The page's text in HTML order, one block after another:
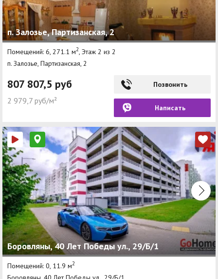
п. Залозье, Партизанская, 2
Помещений: 6, 271.1 м2 , Этаж 2 из 2
п. Залозье, Партизанская, 2
807 807,5 руб
2 979,7 руб/м²
Позвонить
Написать
Боровляны, 40 Лет Победы ул., 29/Б/1
Помещений: 0, 11.9 м2